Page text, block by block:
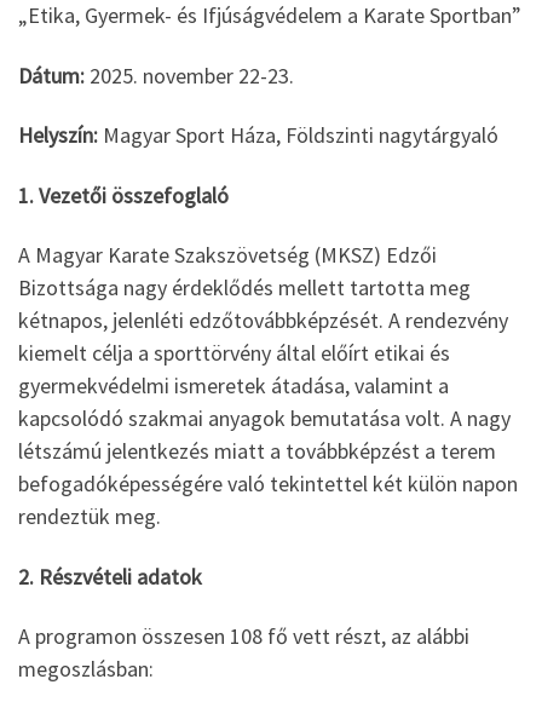
„Etika, Gyermek- és Ifjúságvédelem a Karate Sportban”
Dátum: 2025. november 22-23.
Helyszín: Magyar Sport Háza, Földszinti nagytárgyaló
1. Vezetői összefoglaló
A Magyar Karate Szakszövetség (MKSZ) Edzői
Bizottsága nagy érdeklődés mellett tartotta meg
kétnapos, jelenléti edzőtovábbképzését. A rendezvény
kiemelt célja a sporttörvény által előírt etikai és
gyermekvédelmi ismeretek átadása, valamint a
kapcsolódó szakmai anyagok bemutatása volt. A nagy
létszámú jelentkezés miatt a továbbképzést a terem
befogadóképességére való tekintettel két külön napon
rendeztük meg.
2. Részvételi adatok
A programon összesen 108 fő vett részt, az alábbi
megoszlásban: